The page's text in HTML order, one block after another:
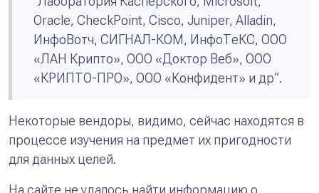
Oracle, CheckPoint, Cisco, Juniper, Alladin,
ИнфоВотч, СИГНАЛ-КОМ, ИнфоТеКС, ООО
«ЛАН Крипто», ООО «Доктор Веб», ООО
«КРИПТО-ПРО», ООО «Конфидент» и др”.
Некоторые вендоры, видимо, сейчас находятся в
процессе изучения на предмет их пригодности
для данных целей.
На сайте не удалось найти информацию о